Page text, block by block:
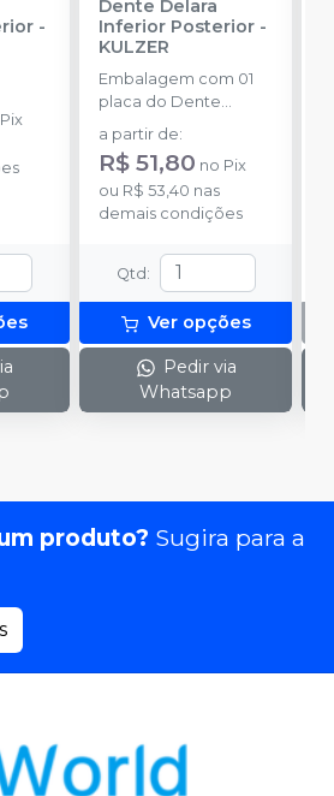
-
Pix
Dente Delara
Inferior Posterior -
KULZER
Embalagem com 01
placa do Dente
Delara Kulzer.
a partir de:
R$ 51,80 no Pix
ou R$ 53,40 nas
demais condições
Qtd :
Ver opções
Pedir via
Whatsapp
produto? Sugira para a